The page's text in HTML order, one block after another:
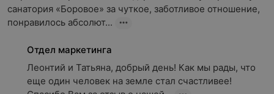
санатория «Боровое» за чуткое, заботливое отношение,
понравилось абсолют...
Отдел маркетинга
Леонтий и Татьяна, добрый день! Как мы рады, что
еще один человек на земле стал счастливее!